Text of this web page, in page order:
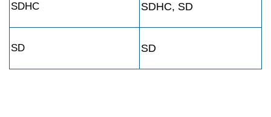
SDHC SDHC, SD
SD SD